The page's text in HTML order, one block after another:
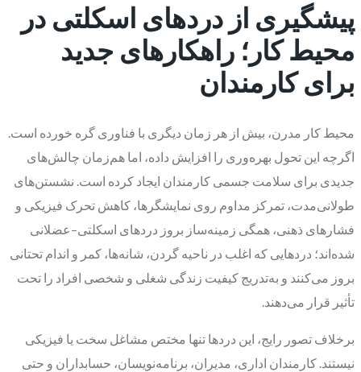
پیشگیری از دردهای اسکلتی در
محیط کار؛ راهکارهای جدید
برای کارمندان
محیط کار مدرن، بیش از هر زمان دیگری با فناوری گره خورده است.
اگرچه این تحول بهره‌وری را افزایش داده، اما هم‌زمان چالش‌های
جدیدی برای سلامت جسمی کارمندان ایجاد کرده است. نشستن‌های
طولانی‌مدت، تمرکز مداوم روی نمایشگرها، کاهش تحرک فیزیکی و
فشارهای ذهنی، همگی زمینه‌ساز بروز دردهای اسکلتی–عضلانی
شده‌اند؛ دردهایی که اغلب در ناحیه گردن، شانه‌ها، کمر و اندام تحتانی
بروز می‌کنند و به‌تدریج کیفیت زندگی شغلی و شخصی افراد را تحت
تأثیر قرار می‌دهند.
برخلاف تصور رایج، این دردها تنها مختص مشاغل سخت یا فیزیکی
نیستند. کارمندان اداری، مدیران، برنامه‌نویسان، حسابداران و حتی